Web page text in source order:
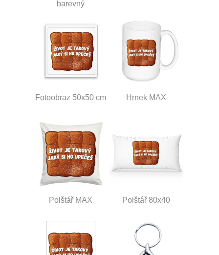
barevný
Fotoobraz 50x50 cm Hrnek MAX
Polštář MAX Polštář 80x40